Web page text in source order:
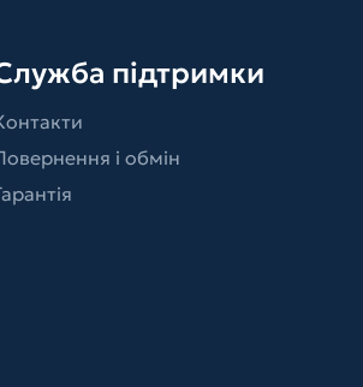
підтримки
і обмін